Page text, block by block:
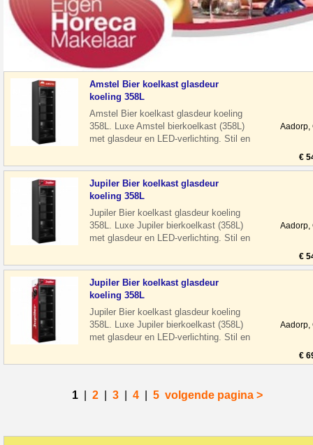
Amstel Bier koelkast glasdeur
koeling 358L
Amstel Bier koelkast glasdeur koeling
358L. Luxe Amstel bierkoelkast (358L)
met glasdeur en LED-verlichting. Stil en
Aadorp,
€
Jupiler Bier koelkast glasdeur
koeling 358L
Jupiler Bier koelkast glasdeur koeling
358L. Luxe Jupiler bierkoelkast (358L)
met glasdeur en LED-verlichting. Stil en
Aadorp,
€
Jupiler Bier koelkast glasdeur
koeling 358L
Jupiler Bier koelkast glasdeur koeling
358L. Luxe Jupiler bierkoelkast (358L)
met glasdeur en LED-verlichting. Stil en
Aadorp,
€
1 2 3 4 5 volgende pagina >